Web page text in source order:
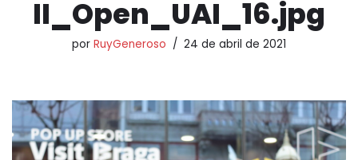
II_Open_UAI_16.jpg
por RuyGeneroso 24 de abril de 2021